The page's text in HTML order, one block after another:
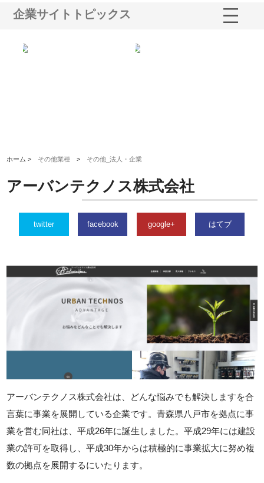
企業サイトトピックス
ホーム > その他業種 > その他_法人・企業
アーバンテクノス株式会社
twitter facebook google+ はてブ
アーバンテクノス株式会社は、どんな悩みでも解決しますを合
言葉に事業を展開している企業です。青森県八戸市を拠点に事
業を営む同社は、平成26年に誕生しました。平成29年には建設
業の許可を取得し、平成30年からは積極的に事業拡大に努め複
数の拠点を展開するにいたります。